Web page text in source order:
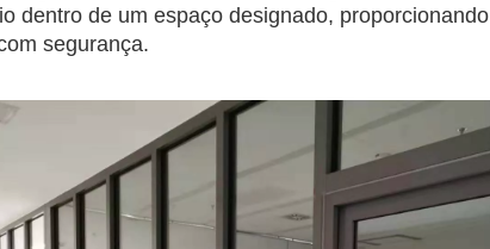
dentro de um espaço designado,
segurança.